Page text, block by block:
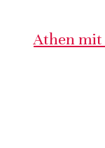
Athen mit